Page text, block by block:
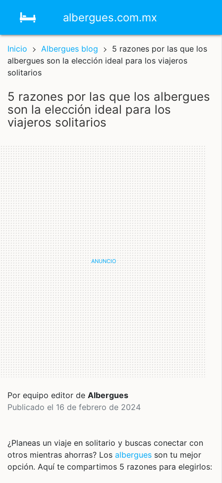
albergues.com.mx
Inicio Albergues blog
5 razones por las que los
albergues son la elección ideal para los viajeros
solitarios
5 razones por las que los albergues
son la elección ideal para los
viajeros solitarios
Por equipo editor de Albergues
Publicado el 16 de febrero de 2024
¿Planeas un viaje en solitario y buscas conectar con
otros mientras ahorras? Los albergues son tu mejor
opción. Aquí te compartimos 5 razones para elegirlos: